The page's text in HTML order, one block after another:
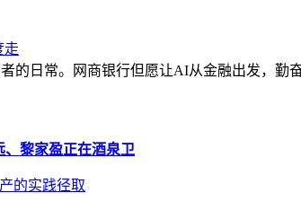
走
的日常。网商银行但愿让AI从金融出发，
黎家盈正在酒泉卫
的实践径取